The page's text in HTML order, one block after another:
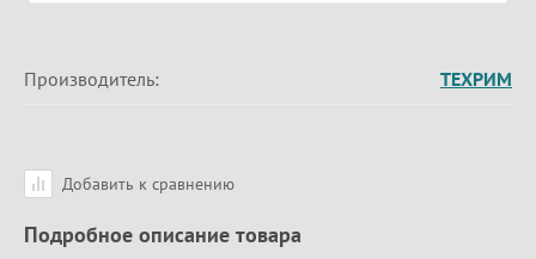
Производитель: ТЕХРИМ
Добавить к сравнению
Подробное описание товара